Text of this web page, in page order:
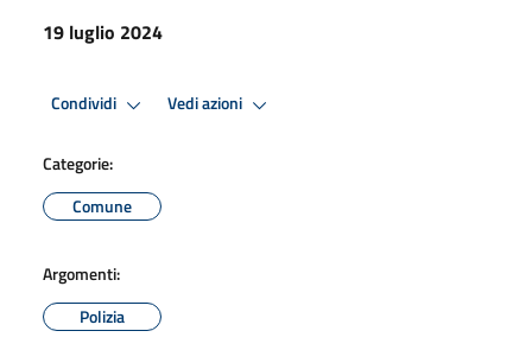
19 luglio 2024
Condividi Vedi azioni
Categorie:
Comune
Argomenti:
Polizia